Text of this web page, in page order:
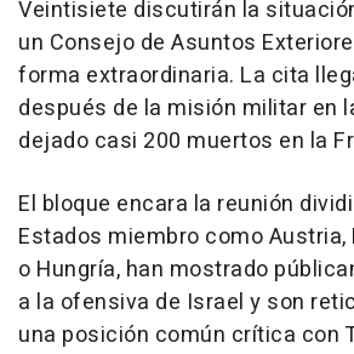
Veintisiete discutirán la
un Consejo de Asuntos
forma extraordinaria. La cita
después de la misión militar en
dejado casi 200 muertos en la
El bloque encara la reunión
Estados miembro como Austria,
o Hungría, han mostrado
a la ofensiva de Israel y son
una posición común crítica con